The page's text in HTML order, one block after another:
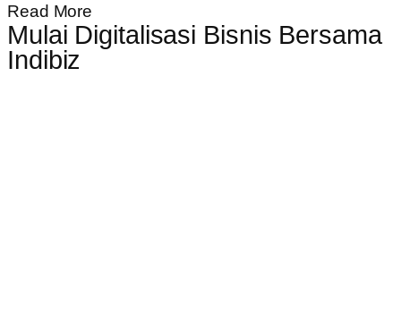
Read More
Mulai Digitalisasi Bisnis Bersama
Indibiz